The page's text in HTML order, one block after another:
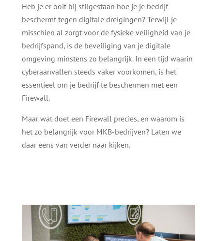
Heb je er ooit bij stilgestaan hoe je je bedrijf
beschermt tegen digitale dreigingen? Terwijl je
misschien al zorgt voor de fysieke veiligheid van je
bedrijfspand, is de beveiliging van je digitale
omgeving minstens zo belangrijk. In een tijd waarin
cyberaanvallen steeds vaker voorkomen, is het
essentieel om je bedrijf te beschermen met een
Firewall.
Maar wat doet een Firewall precies, en waarom is
het zo belangrijk voor MKB-bedrijven? Laten we
daar eens van verder naar kijken.